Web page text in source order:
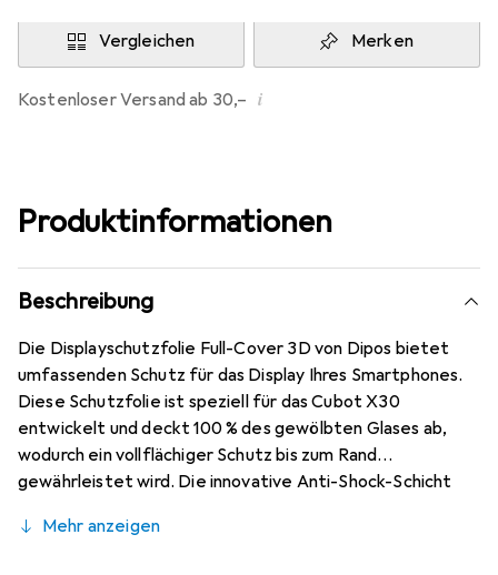
Vergleichen Merken
Kostenloser Versand ab 30,– i
Produktinformationen
Beschreibung
Die Displayschutzfolie Full-Cover 3D von Dipos bietet
umfassenden Schutz für das Display Ihres Smartphones.
Diese Schutzfolie ist speziell für das Cubot X30
entwickelt und deckt 100 % des gewölbten Glases ab,
wodurch ein vollflächiger Schutz bis zum Rand
gewährleistet wird. Die innovative Anti-Shock-Schicht
werden, was das Risiko eines Displayglas-Bruchs erheblich
Mehr anzeigen